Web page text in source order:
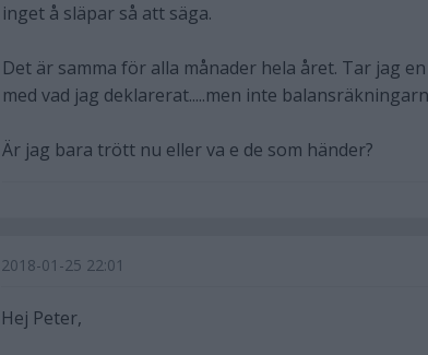
inget å släpar så att säga.
Det är samma för alla månader hela året. Tar jag
med vad jag deklarerat.....men inte
Är jag bara trött nu eller va e de som händer?
2018-01-25 22:01
Hej Peter,